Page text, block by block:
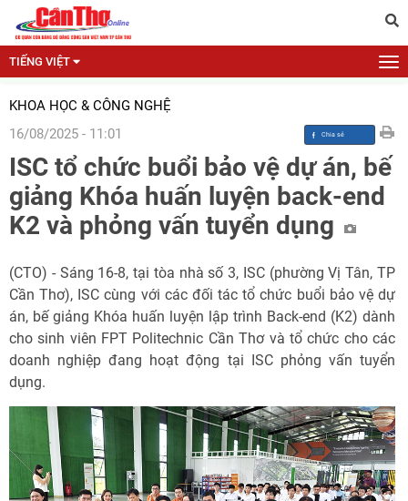
TIẾNG VIỆT
KHOA HỌC & CÔNG NGHỆ
16/08/2025 - 11:01
ISC tổ chức buổi bảo vệ dự án, bế
giảng Khóa huấn luyện back-end
K2 và phỏng vấn tuyển dụng
(CTO) - Sáng 16-8, tại tòa nhà số 3, ISC (phường Vị Tân, TP
Cần Thơ), ISC cùng với các đối tác tổ chức buổi bảo vệ dự
án, bế giảng Khóa huấn luyện lập trình Back-end (K2) dành
cho sinh viên FPT Politechnic Cần Thơ và tổ chức cho các
doanh nghiệp đang hoạt động tại ISC phỏng vấn tuyển
dụng.